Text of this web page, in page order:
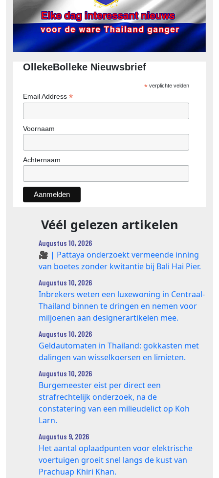
OllekeBolleke Nieuwsbrief
*verplichte velden
Email Address *
Voornaam
Achternaam
Véél gelezen artikelen
Augustus 10, 2026
🎥 | Pattaya onderzoekt vermeende inning
van boetes zonder kwitantie bij Bali Hai Pier.
Augustus 10, 2026
Inbrekers weten een luxewoning in Centraal-
Thailand binnen te dringen en nemen voor
miljoenen aan designerartikelen mee.
Augustus 10, 2026
Geldautomaten in Thailand: gokkasten met
dalingen van wisselkoersen en limieten.
Augustus 10, 2026
Burgemeester eist per direct een
strafrechtelijk onderzoek, na de
constatering van een milieudelict op Koh
Larn.
Augustus 9, 2026
Het aantal oplaadpunten voor elektrische
voertuigen groeit snel langs de kust van
Prachuap Khiri Khan.